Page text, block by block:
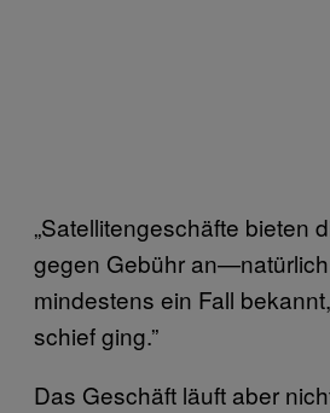
„Satellitengeschäfte bieten
gegen Gebühr
mindestens ein Fall
schief ging.”
Das Geschäft läuft aber